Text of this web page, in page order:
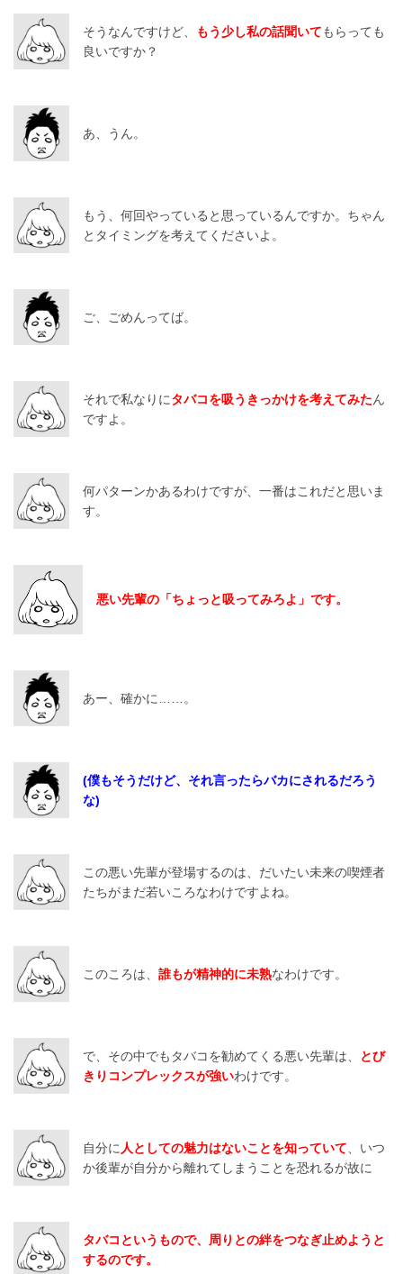
そうなんですけど、 もう少し私の話聞いてもらっても
良いですか？
あ、うん。
もう、何回やっていると思っているんですか。ちゃん
とタイミングを考えてくださいよ。
ご、ごめんってば。
それで私なりにタバコを吸うきっかけを考えてみたん
ですよ。
何パターンかあるわけですが、一番はこれだと思いま
す。
悪い先輩の「ちょっと吸ってみろよ」です。
あー、確かに……。
(僕もそうだけど、それ言ったらバカにされるだろう
な)
この悪い先輩が登場するのは、だいたい未来の喫煙者
たちがまだ若いころなわけですよね。
このころは、 誰もが精神的に未熟なわけです。
で、その中でもタバコを勧めてくる悪い先輩は、
とび
きりコンプレックスが強いわけです。
自分に人としての魅力はないことを知っていて、いつ
か後輩が自分から離れてしまうことを恐れるが故に
タバコというもので、周りとの絆をつなぎ止めようと
するのです。